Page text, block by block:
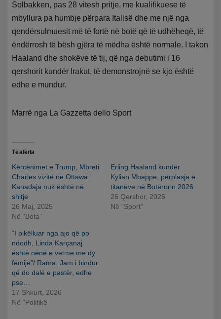
Solbakken, pas 28 vitesh pritje, me kualifikuese të
mbyllura pa humbje përpara Italisë dhe me një nga
qendërsulmuesit më të fortë në botë që të udhëheqë, të
ëndërrosh të bësh gjëra të mëdha është normale. I takon
Haaland dhe shokëve të tij, që nga debutimi i 16
qershorit kundër Irakut, të demonstrojnë se kjo është
edhe e mundur.
Marrë nga La Gazzetta dello Sport
Të afërta
Kërcënimet e Trump, Mbreti
Charles vizitë në Ottawa:
Kanadaja nuk është në
shitje
26 Maj, 2025
Në “Bota”
Erling Haaland kundër
Kylian Mbappe, përplasja e
titanëve në Botërorin 2026
26 Qershor, 2026
Në “Sport”
“I pikëlluar nga ajo që po
ndodh, Linda Karçanaj
është nënë e vetme me dy
fëmijë”/ Rama: Jam i bindur
që do dalë e pastër, edhe
pse…
17 Shkurt, 2026
Në “Politikë”